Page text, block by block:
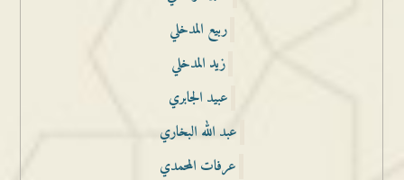
ربيع المدخلي
زيد المدخلي
عبيد الجابري
عبد الله البخاري
عرفات المحمدي